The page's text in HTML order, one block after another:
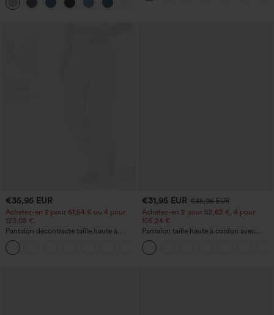
large, taille basse asymétrique, poches
zippées
€35,95 EUR
Achetez-en 2 pour 61,54 € ou 4 pour
123,08 €.
Pantalon décontracté taille haute à
jambe droite, effet lin, avec poches
€31,95 EUR €35,95 EUR
Achetez-en 2 pour 52,62 €, 4 pour
105,24 €
Pantalon taille haute à cordon avec
poches, jambe large et coupe ample,
style décontracté, effet lin